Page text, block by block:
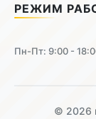
РЕЖИМ
Пн-Пт: 9:00 -
© 2026